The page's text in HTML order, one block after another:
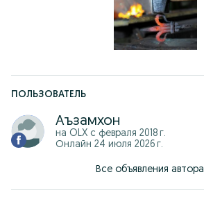
ПОЛЬЗОВАТЕЛЬ
Аъзамхон
на OLX с февраля 2018 г.
Онлайн 24 июля 2026 г.
Все объявления автора